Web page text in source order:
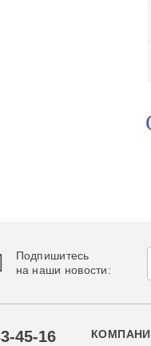
Подпишитесь
на наши новости:
45-16